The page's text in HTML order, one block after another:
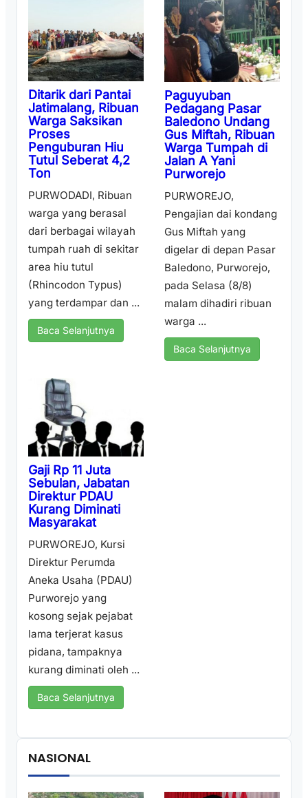
Ditarik dari Pantai
Jatimalang, Ribuan
Warga Saksikan
Proses
Penguburan Hiu
Tutul Seberat 4,2
Ton
PURWODADI, Ribuan
warga yang berasal
dari berbagai wilayah
tumpah ruah di sekitar
area hiu tutul
(Rhincodon Typus)
yang terdampar dan ...
Baca Selanjutnya
Paguyuban
Pedagang Pasar
Baledono Undang
Gus Miftah, Ribuan
Warga Tumpah di
Jalan A Yani
Purworejo
PURWOREJO,
Pengajian dai kondang
Gus Miftah yang
digelar di depan Pasar
Baledono, Purworejo,
pada Selasa (8/8)
malam dihadiri ribuan
warga ...
Baca Selanjutnya
Gaji Rp 11 Juta
Sebulan, Jabatan
Direktur PDAU
Kurang Diminati
Masyarakat
PURWOREJO, Kursi
Direktur Perumda
Aneka Usaha (PDAU)
Purworejo yang
kosong sejak pejabat
lama terjerat kasus
pidana, tampaknya
kurang diminati oleh ...
Baca Selanjutnya
NASIONAL